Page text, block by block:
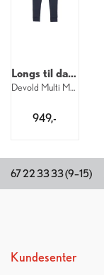
Longs til dame
Devold Multi Merino Longs W 287
949,-
67 22 33 33 (9–15)
Kundesenter